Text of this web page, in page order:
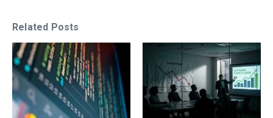
Related Posts